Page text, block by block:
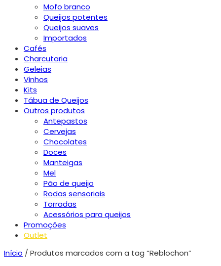
Mofo branco
Queijos potentes
Queijos suaves
Importados
Cafés
Charcutaria
Geleias
Vinhos
Kits
Tábua de Queijos
Outros produtos
Antepastos
Cervejas
Chocolates
Doces
Manteigas
Mel
Pão de queijo
Rodas sensoriais
Torradas
Acessórios para queijos
Promoções
Outlet
Início / Produtos marcados com a tag “Reblochon”